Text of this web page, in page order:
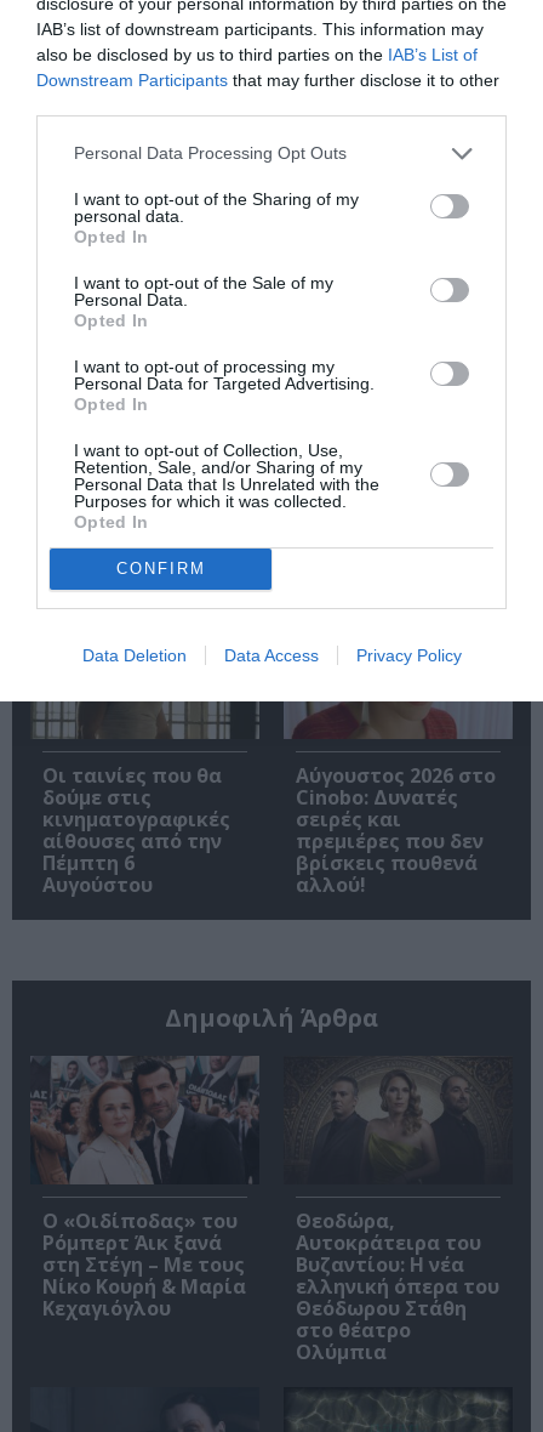
IAB’s list of downstream participants. This information may
also be disclosed by us to third parties on the IAB’s List of
Downstream Participants that may further disclose it to other
Personal Data Processing Opt Outs
I want to opt-out of the Sharing of my
personal data.
Opted In
I want to opt-out of the Sale of my
Personal Data.
Opted In
I want to opt-out of processing my
Personal Data for Targeted Advertising.
Opted In
I want to opt-out of Collection, Use,
Retention, Sale, and/or Sharing of my
Personal Data that Is Unrelated with the
Purposes for which it was collected.
Opted In
CONFIRM
Data Deletion Data Access Privacy Policy
Ακολουθήστε το Culturenow.gr
Σχετικά Άρθρα
Εισπράξεις πάνω
από 1 δισ. δολάρια
για το “Spider-Man:
Brand New Day”
Η νέα ταινία
“Without Blood” της
κάνει πρεμιέρα τον
Οι ταινίες που θα
δούμε στις
κινηματογραφικές
αίθουσες από την
Πέμπτη 6
Αυγούστου
Αύγουστος 2026 στο
Cinobo: Δυνατές
σειρές και
πρεμιέρες που δεν
βρίσκεις πουθενά
αλλού!
Δημοφιλή Άρθρα
O «Οιδίποδας» του
Ρόμπερτ Άικ ξανά
στη Στέγη – Με τους
Νίκο Κουρή & Μαρία
Κεχαγιόγλου
Θεοδώρα,
Αυτοκράτειρα του
Βυζαντίου: Η νέα
ελληνική όπερα του
Θεόδωρου Στάθη
στο θέατρο
Ολύμπια